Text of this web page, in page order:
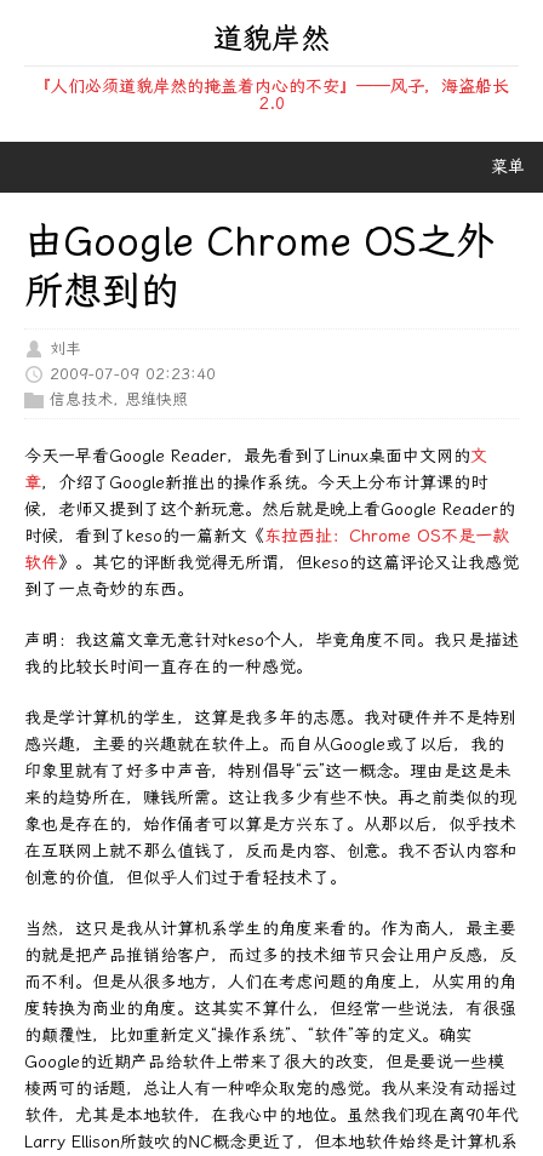
道貌岸然
『人们必须道貌岸然的掩盖着内心的不安』——风子，海盗船长
2.0
菜单
由Google Chrome OS之外
所想到的
刘丰
2009-07-09 02:23:40
信息技术, 思维快照
今天一早看Google Reader，最先看到了Linux桌面中文网的文
章，介绍了Google新推出的操作系统。今天上分布计算课的时
候，老师又提到了这个新玩意。然后就是晚上看Google Reader的
时候，看到了keso的一篇新文《东拉西扯：Chrome OS不是一款
软件》。其它的评断我觉得无所谓，但keso的这篇评论又让我感觉
到了一点奇妙的东西。
声明：我这篇文章无意针对keso个人，毕竟角度不同。我只是描述
我的比较长时间一直存在的一种感觉。
我是学计算机的学生，这算是我多年的志愿。我对硬件并不是特别
感兴趣，主要的兴趣就在软件上。而自从Google或了以后，我的
印象里就有了好多中声音，特别倡导“云”这一概念。理由是这是未
来的趋势所在，赚钱所需。这让我多少有些不快。再之前类似的现
象也是存在的，始作俑者可以算是方兴东了。从那以后，似乎技术
在互联网上就不那么值钱了，反而是内容、创意。我不否认内容和
创意的价值，但似乎人们过于看轻技术了。
当然，这只是我从计算机系学生的角度来看的。作为商人，最主要
的就是把产品推销给客户，而过多的技术细节只会让用户反感，反
而不利。但是从很多地方，人们在考虑问题的角度上，从实用的角
度转换为商业的角度。这其实不算什么，但经常一些说法，有很强
的颠覆性，比如重新定义“操作系统”、“软件”等的定义。确实
Google的近期产品给软件上带来了很大的改变，但是要说一些模
棱两可的话题，总让人有一种哗众取宠的感觉。我从来没有动摇过
软件，尤其是本地软件，在我心中的地位。虽然我们现在离90年代
Larry Ellison所鼓吹的NC概念更近了，但本地软件始终是计算机系